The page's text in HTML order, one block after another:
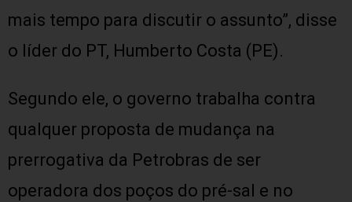
mais tempo para discutir o assunto”, disse
o líder do PT, Humberto Costa (PE).
Segundo ele, o governo trabalha contra
qualquer proposta de mudança na
prerrogativa da Petrobras de ser
operadora dos poços do pré-sal e no